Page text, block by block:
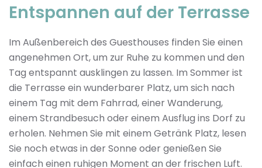
Entspannen auf der Terrasse
Im Außenbereich des Guesthouses finden Sie einen
angenehmen Ort, um zur Ruhe zu kommen und den
Tag entspannt ausklingen zu lassen. Im Sommer ist
die Terrasse ein wunderbarer Platz, um sich nach
einem Tag mit dem Fahrrad, einer Wanderung,
einem Strandbesuch oder einem Ausflug ins Dorf zu
erholen. Nehmen Sie mit einem Getränk Platz, lesen
Sie noch etwas in der Sonne oder genießen Sie
einfach einen ruhigen Moment an der frischen Luft.